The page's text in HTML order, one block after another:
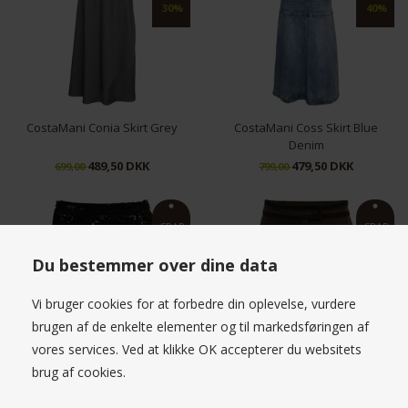
Du bestemmer over dine data
Vi bruger cookies for at forbedre din oplevelse, vurdere
brugen af de enkelte elementer og til markedsføringen af
vores services. Ved at klikke OK accepterer du websitets
brug af cookies.
30%
S
CostaMani Conia Skirt Grey
699,00489,50 DKK
40%
CostaMani Coss Skirt Blue
Denim
799,00479,50 DKK
SPAR
CostaMani Harry Shorts Black
SPAR
CostaMani Rosling Skirt Army